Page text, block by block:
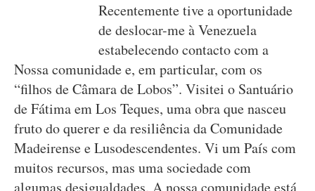
Recentemente tive a oportunidade
de deslocar-me à Venezuela
estabelecendo contacto com a
Nossa comunidade e, em particular, com os
“filhos de Câmara de Lobos”. Visitei o Santuário
de Fátima em Los Teques, uma obra que nasceu
fruto do querer e da resiliência da Comunidade
Madeirense e Lusodescendentes. Vi um País com
muitos recursos, mas uma sociedade com
algumas desigualdades. A nossa comunidade está